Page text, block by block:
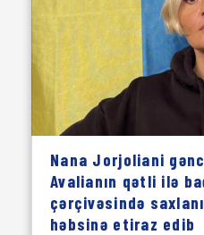
Nana Jorjoliani
Avalianın qətli ilə
çərçivəsində
həbsinə etiraz edib